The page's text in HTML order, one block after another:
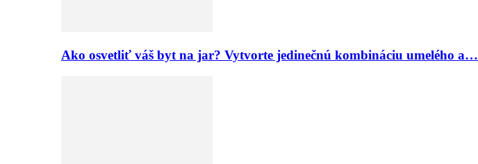
Ako osvetliť váš byt na jar? Vytvorte jedinečnú kombináciu umelého a…